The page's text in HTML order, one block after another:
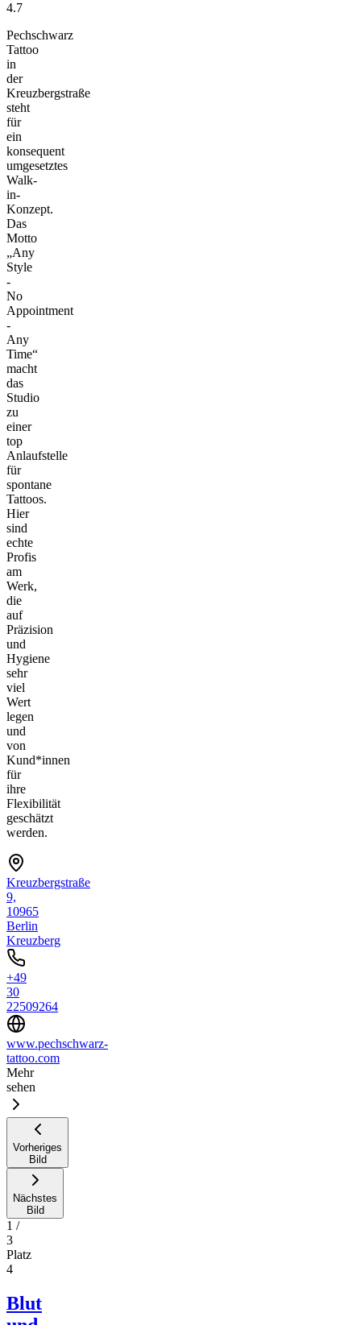
4.7
Pechschwarz
Tattoo
in
der
Kreuzbergstraße
steht
für
ein
konsequent
umgesetztes
Walk-
in-
Konzept.
Das
Motto
„Any
Style
-
No
Appointment
-
Any
Time“
macht
das
Studio
zu
einer
top
Anlaufstelle
für
spontane
Tattoos.
Hier
sind
echte
Profis
am
Werk,
die
auf
Präzision
und
Hygiene
sehr
viel
Wert
legen
und
von
Kund*innen
für
ihre
Flexibilität
geschätzt
werden.
Kreuzbergstraße
9,
10965
Berlin
Kreuzberg
+49
30
22509264
www.pechschwarz-
tattoo.com
Mehr
sehen
Vorheriges
Bild
Nächstes
Bild
1 /
3
Platz
4
Blut